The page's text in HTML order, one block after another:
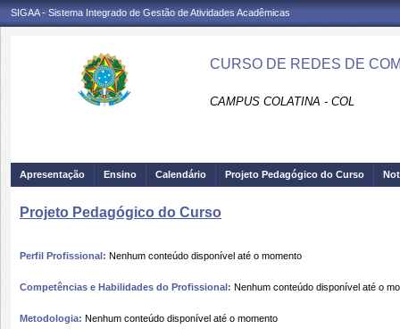
SIGAA - Sistema Integrado de Gestão de Atividades Acadêmicas
CURSO DE REDES DE
CAMPUS COLATINA - COL
Apresentação Ensino Calendário Projeto Pedagógico do Curso
Projeto Pedagógico do Curso
Perfil Profissional: Nenhum conteúdo disponível até o momento
Competências e Habilidades do Profissional: Nenhum conteúdo disponível até o
Metodologia: Nenhum conteúdo disponível até o momento